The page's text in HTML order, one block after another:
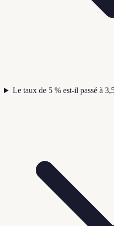
Le taux de 5 % est-il passé à